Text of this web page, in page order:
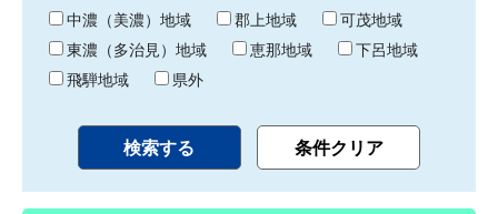
中濃（美濃）地域
郡上地域
可茂地域
東濃（多治見）地域
恵那地域
下呂地域
飛騨地域
県外